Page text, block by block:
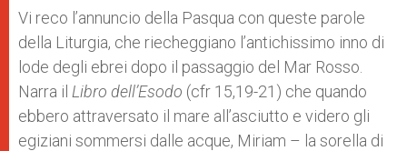
Vi reco l’annuncio della Pasqua con queste parole
della Liturgia, che riecheggiano l’antichissimo inno di
lode degli ebrei dopo il passaggio del Mar Rosso.
Narra il Libro dell’Esodo (cfr 15,19-21) che quando
ebbero attraversato il mare all’asciutto e videro gli
egiziani sommersi dalle acque, Miriam – la sorella di